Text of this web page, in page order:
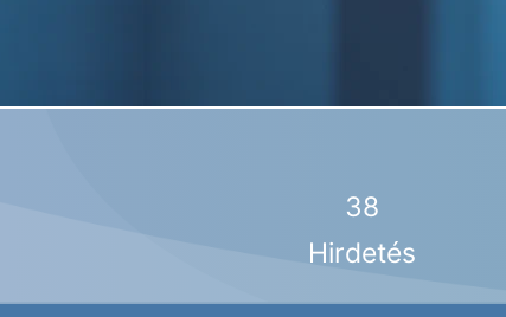
38
Hirdetés